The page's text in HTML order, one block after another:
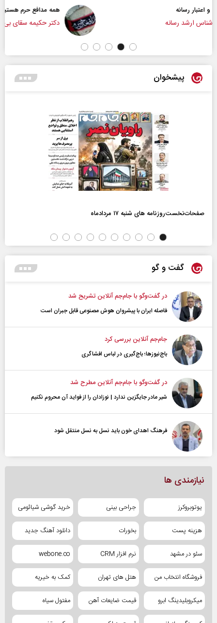
همه مدافع حرم هستیم
دکتر حکیمه سقای بی‌ریا - استادیار دانشگاه تهران
پیشخوان
صفحات‌نخست‌روزنامه ها‌ی شنبه ۱۷ مردادماه
گفت و گو
در گفت‌و‌گو با جام‌جم آنلاین تشریح شد
فاصله ایران با پیشرو‌ان هوش مصنوعی قابل جبران است
جام‌جم آنلاین بررسی کرد
باج‌نیوزها؛ باج‌گیری در لباس افشاگری
در گفت‌و‌گو با جام‌جم آنلاین مطرح شد
شیر مادر جایگزین ندارد | نوزادان را از فواید آن محروم نکنیم
فرهنگ اهدای خون باید نسل به نسل منتقل شود
نیازمندی ها
یوتوبروکرز جراحی بینی خرید گوشی شیائومی
هزینه پست بخورات دانلود آهنگ جدید
سئو در مشهد نرم افزار CRM webone.co
فروشگاه انتخاب من هتل های تهران کمک به خیریه
میکروبلیدینگ ابرو قیمت ضایعات آهن مفتول سیاه